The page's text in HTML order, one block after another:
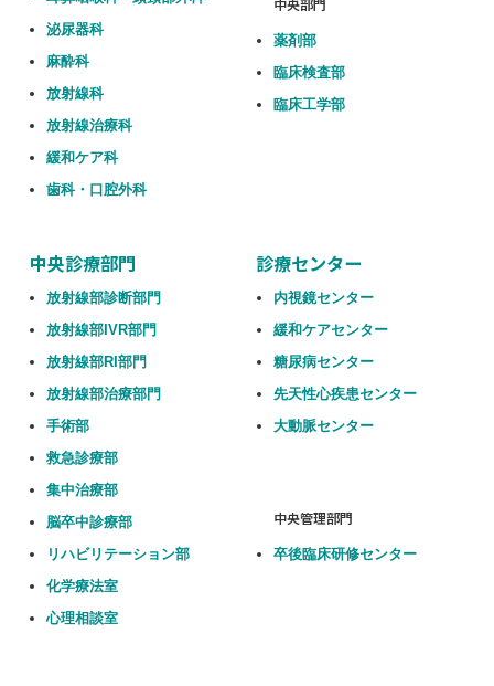
泌尿器科
麻酔科
放射線科
放射線治療科
緩和ケア科
歯科・口腔外科
中央部門
薬剤部
臨床検査部
臨床工学部
中央診療部門
放射線部診断部門
放射線部IVR部門
放射線部RI部門
放射線部治療部門
手術部
救急診療部
集中治療部
脳卒中診療部
リハビリテーション部
化学療法室
心理相談室
診療センター
内視鏡センター
緩和ケアセンター
糖尿病センター
先天性心疾患センター
大動脈センター
中央管理部門
卒後臨床研修センター